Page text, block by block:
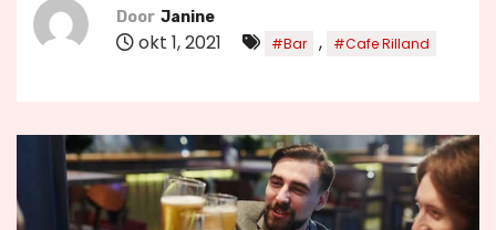
Door Janine
okt 1, 2021 #Bar , #Cafe Rilland